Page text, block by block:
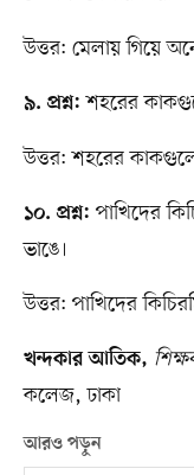
উত্তর: মেলায় গিয়ে
৯. প্রশ্ন: শহরের
উত্তর: শহরের
১০. প্রশ্ন: পাখিদের
ভাঙে।
উত্তর: পাখিদের
খন্দকার আতিক,
কলেজ, ঢাকা
আরও পড়ুন